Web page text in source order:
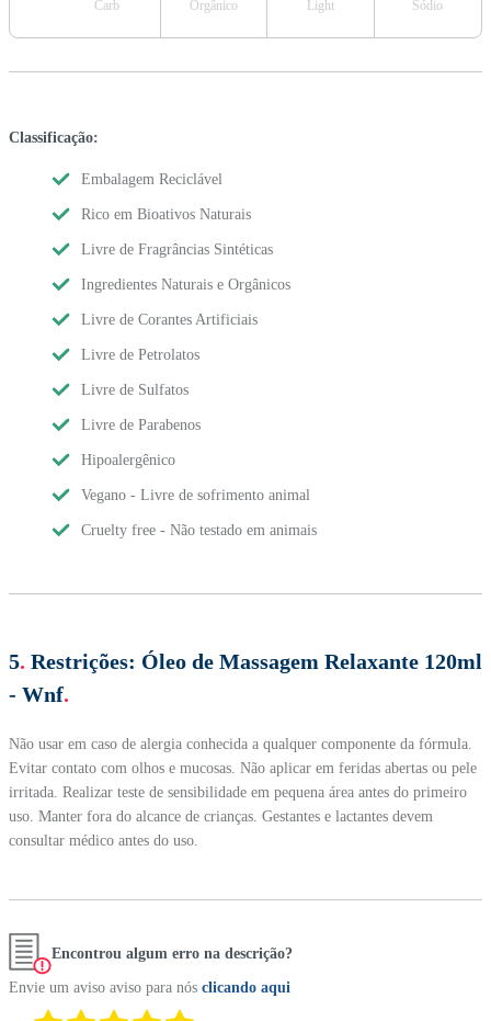
Carb Orgânico Light Sódio
Classificação:
Embalagem Reciclável
Rico em Bioativos Naturais
Livre de Fragrâncias Sintéticas
Ingredientes Naturais e Orgânicos
Livre de Corantes Artificiais
Livre de Petrolatos
Livre de Sulfatos
Livre de Parabenos
Hipoalergênico
Vegano - Livre de sofrimento animal
Cruelty free - Não testado em animais
5. Restrições: Óleo de Massagem Relaxante 120ml
- Wnf.
Não usar em caso de alergia conhecida a qualquer componente da fórmula.
Evitar contato com olhos e mucosas. Não aplicar em feridas abertas ou pele
irritada. Realizar teste de sensibilidade em pequena área antes do primeiro
uso. Manter fora do alcance de crianças. Gestantes e lactantes devem
consultar médico antes do uso.
Encontrou algum erro na descrição?
Envie um aviso aviso para nós clicando aqui